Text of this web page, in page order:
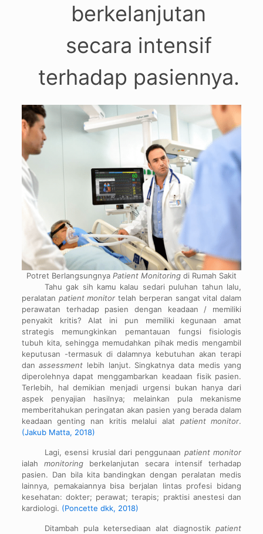
berkelanjutan
secara intensif
terhadap pasiennya.
Potret Berlangsungnya Patient Monitoringdi Rumah Sakit
Tahu gak sih kamu kalau sedari puluhan tahun lalu,
peralatan patient monitor telah berperan sangat vital dalam
perawatan terhadap pasien dengan keadaan / memiliki
penyakit kritis? Alat ini pun memiliki kegunaan amat
strategis memungkinkan pemantauan fungsi fisiologis
tubuh kita, sehingga memudahkan pihak medis mengambil
keputusan -termasuk di dalamnya kebutuhan akan terapi
danassessment lebih lanjut. Singkatnya data medis yang
diperolehnya dapat menggambarkan keadaan fisik pasien.
Terlebih, hal demikian menjadi urgensi bukan hanya dari
aspek penyajian hasilnya; melainkan pula mekanisme
memberitahukan peringatan akan pasien yang berada dalam
keadaan genting nan kritis melalui alat patient monitor.
(Jakub Matta, 2018)
Lagi, esensi krusial dari penggunaan patient monitor
ialah monitoringberkelanjutan secara intensif terhadap
pasien. Dan bila kita bandingkan dengan peralatan medis
lainnya, pemakaiannya bisa berjalan lintas profesi bidang
kesehatan: dokter; perawat; terapis; praktisi anestesi dan
kardiologi. (Poncette dkk, 2018)
Ditambah pula ketersediaan alat diagnostikpatient